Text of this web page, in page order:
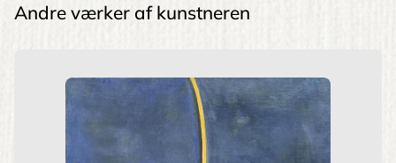
Andre værker af kunstneren